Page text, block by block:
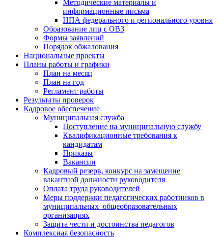
Методические материалы и
информационные письма
НПА федерального и регионального уровня
Образование лиц с ОВЗ
Формы заявлений
Порядок обжалования
Национальные проекты
Планы работы и графики
План на месяц
План на год
Регламент работы
Результаты проверок
Кадровое обеспечение
Муниципальная служба
Поступление на муниципальную службу
Квалификационные требования к
кандидатам
Приказы
Вакансии
Кадровый резерв, конкурс на замещение
вакантной должности руководителя
Оплата труда руководителей
Меры поддержки педагогических работников в
муниципальных общеобразовательных
организациях
Защита чести и достоинства педагогов
Комплексная безопасность